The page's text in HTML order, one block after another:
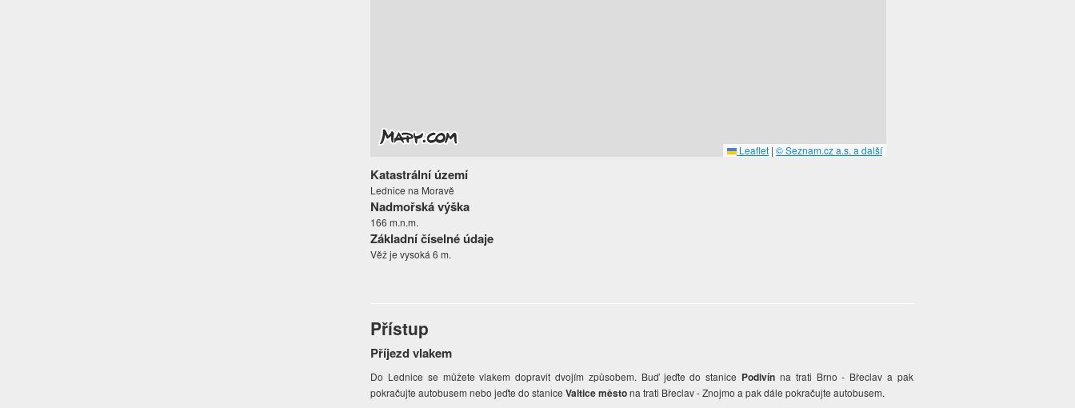
Leaflet | © Seznam.cz a.s. a další
Katastrální území
Lednice na Moravě
Nadmořská výška
166 m.n.m.
Základní číselné údaje
Věž je vysoká 6 m.
Přístup
Příjezd vlakem
Do Lednice se můžete vlakem dopravit dvojím způsobem. Buď jeďte do stanice Podivín na trati Brno - Břeclav a pak
pokračujte autobusem nebo jeďte do staniceValtice městona trati Břeclav - Znojmo a pak dále pokračujte autobusem.